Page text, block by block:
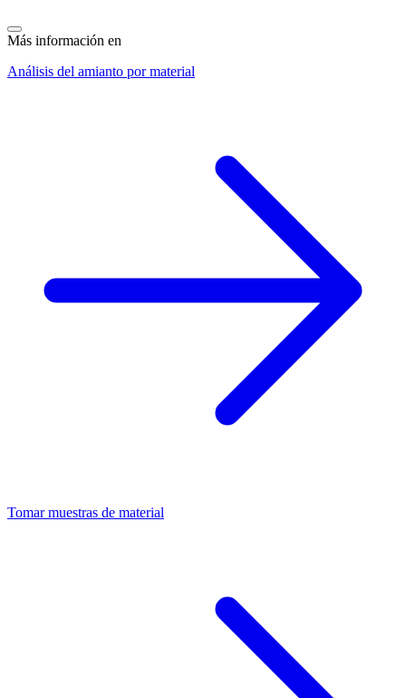
Más información en
Análisis del amianto por material
Tomar muestras de material